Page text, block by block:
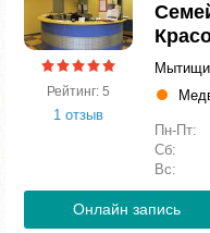
Рейтинг: 5
1 отзыв
Пн-Пт:
Сб:
Вс:
Онлайн запись